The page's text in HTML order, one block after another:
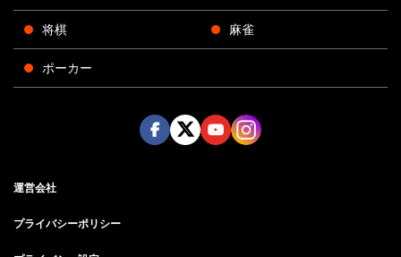
将棋 麻雀
ポーカー
運営会社
プライバシーポリシー